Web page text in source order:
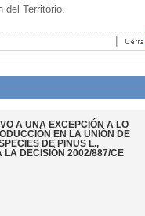
del Territorio.
A UNA EXCEPCIÓN A LO
EN LA UNIÓN DE
DE PINUS L.,
LA DECISIÓN 2002/887/CE